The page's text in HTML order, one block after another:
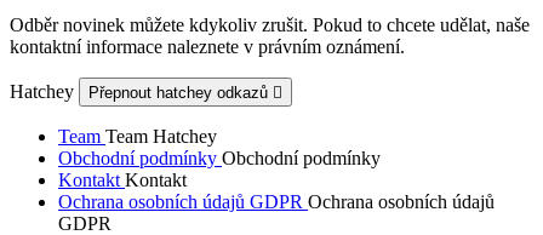
Odběr novinek můžete kdykoliv zrušit. Pokud to chcete udělat, naše
kontaktní informace naleznete v právním oznámení.
Hatchey Přepnout hatchey odkazů 
Team Team Hatchey
Obchodní podmínky Obchodní podmínky
Kontakt Kontakt
Ochrana osobních údajů GDPR Ochrana osobních údajů
GDPR